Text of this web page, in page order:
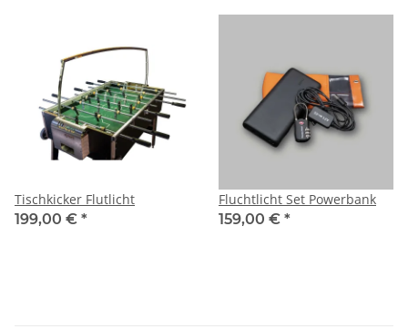
Tischkicker Flutlicht
199,00 € *
Fluchtlicht Set Powerbank
159,00 € *